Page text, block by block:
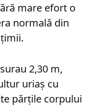
mare efort o
normală din
2,30 m,
uriaș cu
părțile corpului